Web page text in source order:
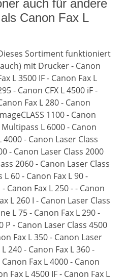
auch für andere
Canon Fax L
Sortiment funktioniert
mit Drucker - Canon
L 3500 IF - Canon Fax L
- Canon CFX L 4500 iF -
Fax L 280 - Canon
1100 - Canon
L 6000 - Canon
4000 - Canon Laser Class
- Canon Laser Class 2000
2060 - Canon Laser Class
60 - Canon Fax L 90 -
Canon Fax L 250 - - Canon
L 260 I - Canon Laser Class
L 75 - Canon Fax L 290 -
P - Canon Laser Class 4500
Fax L 350 - Canon Laser
240 - Canon Fax L 360 -
Fax L 4000 - Canon
Fax L 4500 IF - Canon Fax L